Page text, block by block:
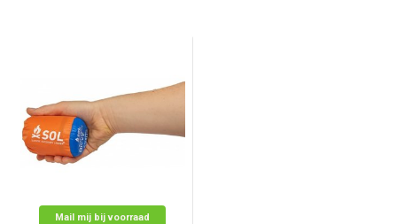
Mail mij bij voorraad